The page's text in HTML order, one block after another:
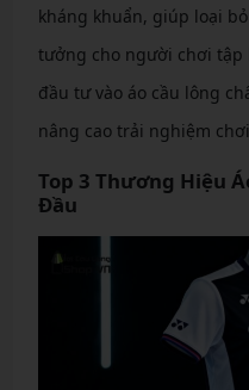
kháng khuẩn, giúp loại
tưởng cho người chơi tập
đầu tư vào áo cầu lông
nâng cao trải nghiệm
Top 3 Thương Hiệu
Đầu